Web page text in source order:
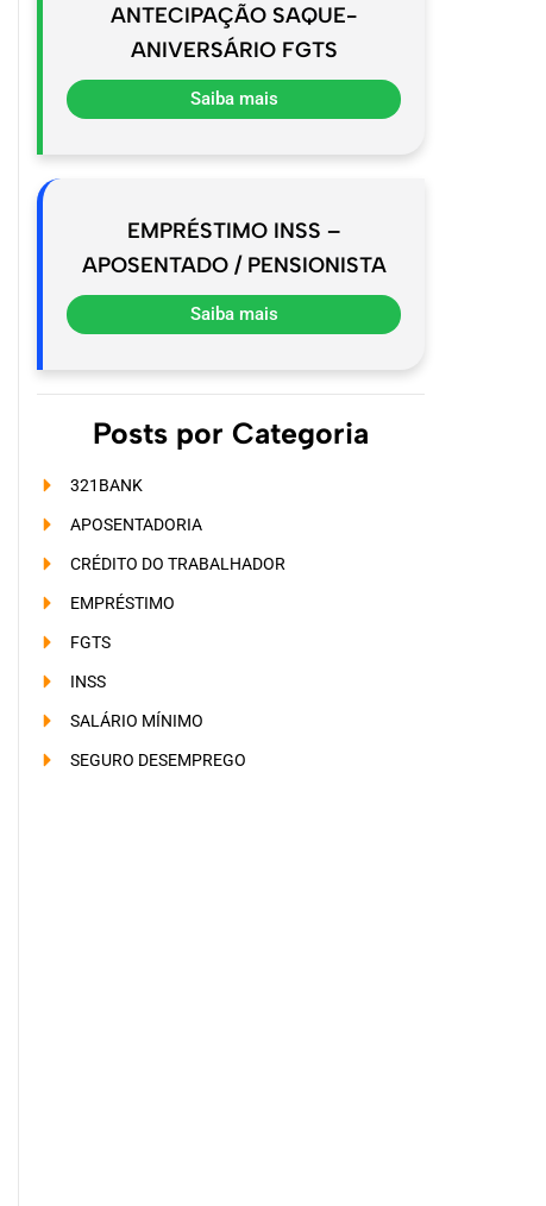
ANTECIPAÇÃO SAQUE-
ANIVERSÁRIO FGTS
Saiba mais
EMPRÉSTIMO INSS –
APOSENTADO / PENSIONISTA
Saiba mais
Posts por Categoria
321BANK
APOSENTADORIA
CRÉDITO DO TRABALHADOR
EMPRÉSTIMO
FGTS
INSS
SALÁRIO MÍNIMO
SEGURO DESEMPREGO